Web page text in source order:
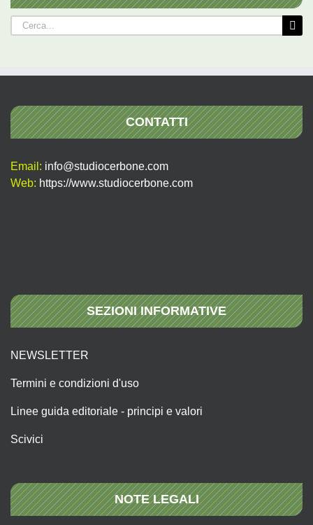
Cerca
per:
CONTATTI
Email: info@studiocerbone.com
Web: https://www.studiocerbone.com
SEZIONI INFORMATIVE
NEWSLETTER
Termini e condizioni d'uso
Linee guida editoriale - principi e valori
Scivici
NOTE LEGALI